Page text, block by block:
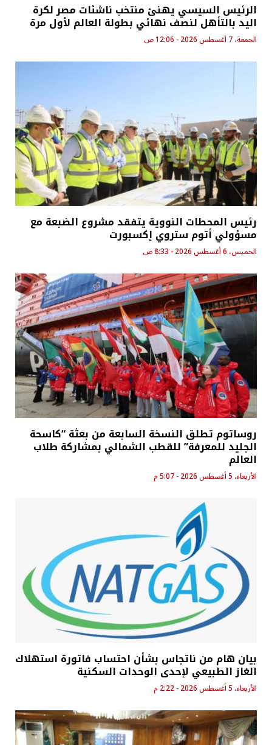
الرئيس السيسي يهنئ منتخب ناشئات مصر لكرة
اليد بالتأهل لنصف نهائي بطولة العالم لأول مرة
الجمعة، 7 أغسطس 2026 - 12:06 ص
رئيس المحطات النووية يتفقد مشروع الضبعة مع
مسؤولي أتوم ستروي إكسبورت
الخميس، 6 أغسطس 2026 - 8:33 ص
روساتوم تطلق النسخة السابعة من بعثة “كاسحة
الجليد للمعرفة” للقطب الشمالي بمشاركة طلاب
العالم
الأربعاء، 5 أغسطس 2026 - 5:07 م
بيان هام من ناتجاس بشأن احتساب فاتورة استهلاك
الغاز الطبيعي لإحدى الوحدات السكنية
الأربعاء، 5 أغسطس 2026 - 2:22 م